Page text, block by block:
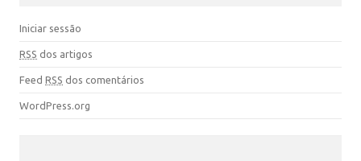
Iniciar sessão
RSS dos artigos
Feed RSS dos comentários
WordPress.org